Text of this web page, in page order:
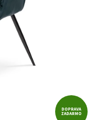
DOPRAVA
ZADARMO